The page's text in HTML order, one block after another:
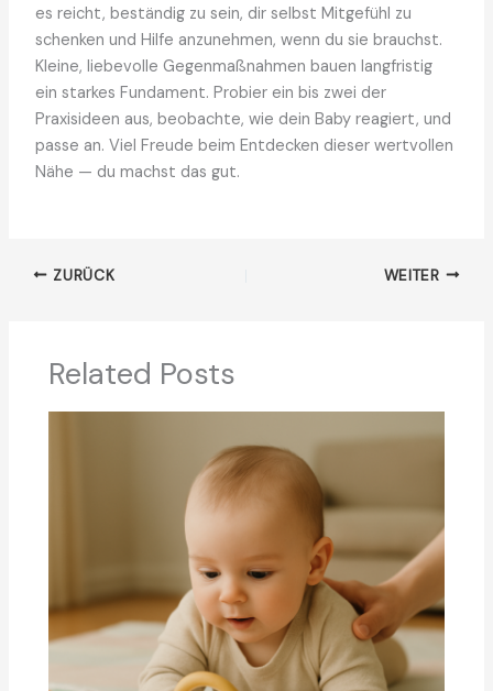
es reicht, beständig zu sein, dir selbst Mitgefühl zu
schenken und Hilfe anzunehmen, wenn du sie brauchst.
Kleine, liebevolle Gegenmaßnahmen bauen langfristig
ein starkes Fundament. Probier ein bis zwei der
Praxisideen aus, beobachte, wie dein Baby reagiert, und
passe an. Viel Freude beim Entdecken dieser wertvollen
Nähe — du machst das gut.
ZURÜCK WEITER
Related Posts